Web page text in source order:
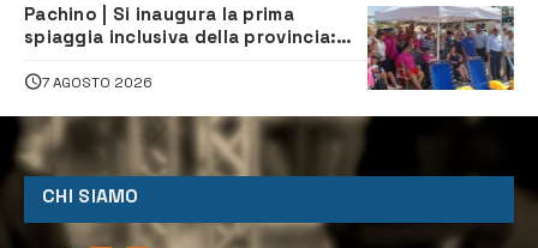
Pachino | Si inaugura la prima
spiaggia inclusiva della provincia:
tutti
7 AGOSTO 2026
CHI SIAMO